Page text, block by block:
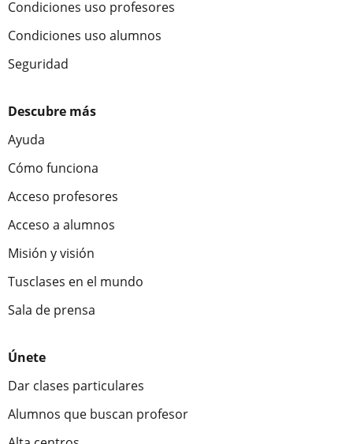
Condiciones uso profesores
Condiciones uso alumnos
Seguridad
Descubre más
Ayuda
Cómo funciona
Acceso profesores
Acceso a alumnos
Misión y visión
Tusclases en el mundo
Sala de prensa
Únete
Dar clases particulares
Alumnos que buscan profesor